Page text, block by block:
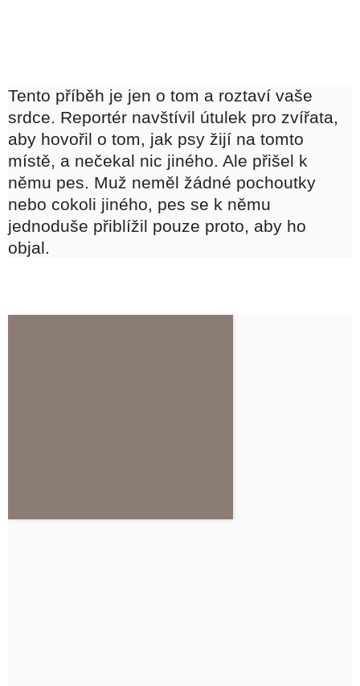
Tento příběh je jen o tom a roztaví vaše
srdce. Reportér navštívil útulek pro zvířata,
aby hovořil o tom, jak psy žijí na tomto
místě, a nečekal nic jiného. Ale přišel k
němu pes. Muž neměl žádné pochoutky
nebo cokoli jiného, pes se k němu
jednoduše přiblížil pouze proto, aby ho
objal.